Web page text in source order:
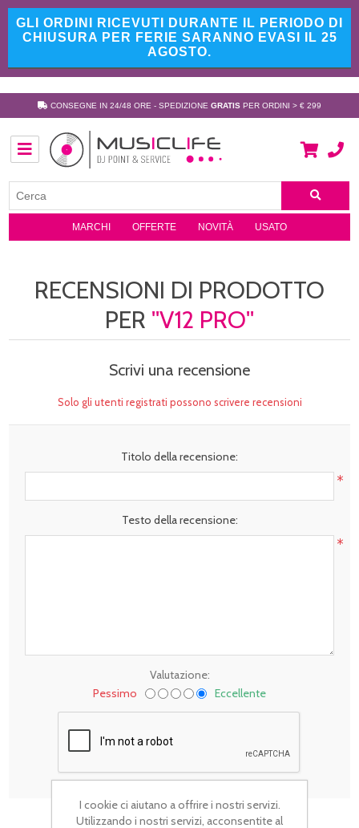
GLI ORDINI RICEVUTI DURANTE IL PERIODO DI
CHIUSURA PER FERIE SARANNO EVASI IL 25
AGOSTO.
CONSEGNE IN 24/48 ORE - SPEDIZIONE GRATIS PER ORDINI > € 299
MARCHI OFFERTE NOVITÀ USATO
RECENSIONI DI PRODOTTO
PER V12 PRO
Scrivi una recensione
Solo gli utenti registrati possono scrivere recensioni
Titolo della recensione:
*
Testo della recensione:
*
Valutazione:
Pessimo
Eccellente
I cookie ci aiutano a offrire i nostri servizi.
Utilizzando i nostri servizi, acconsentite al